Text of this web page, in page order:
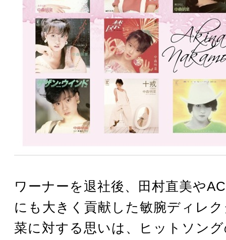
ワーナーを退社後、田村直美や
にも大きく貢献した敏腕ディレ
菜に対する思いは、ヒットソン